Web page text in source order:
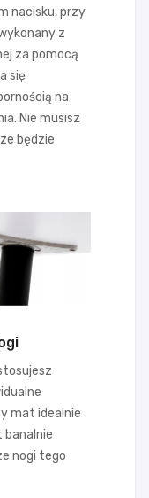
nacisku, przy
z
za pomocą
się
na
Nie musisz
będzie
mat idealnie
banalnie
nogi tego